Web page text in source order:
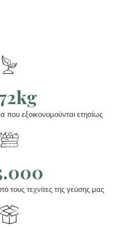
που εξοικονομούνται ετησίως
τους τεχνίτες της γεύσης μας